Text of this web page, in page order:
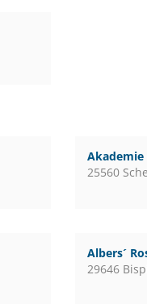
Akademie
25560
Albers´
29646